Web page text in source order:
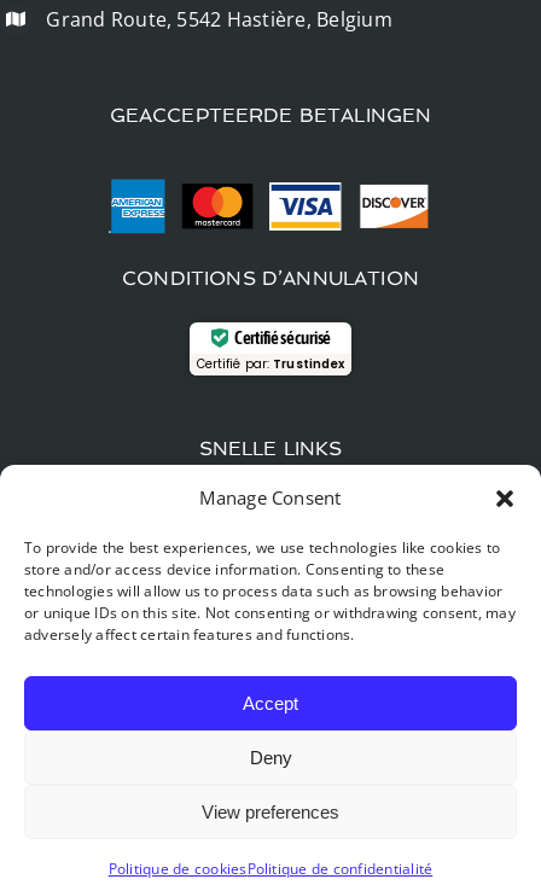
Manage Consent
To provide the best experiences, we use technologies like cookies to
store and/or access device information. Consenting to these
technologies will allow us to process data such as browsing behavior
or unique IDs on this site. Not consenting or withdrawing consent, may
adversely affect certain features and functions.
Accept
Deny
View preferences
Politique de cookiesPolitique de confidentialité
Grand Route, 5542 Hastière, Belgium
GEACCEPTEERDE BETALINGEN
CONDITIONS D’ANNULATION
Certifié sécurisé
Certifié par: Trustindex
SNELLE LINKS
Bier gebrouwen in een houtoven en lokale smaken: de
Een reis door de tijd: ontdek het natuurreservaat Furfooz,
het “kleine Provence” van België
voornemen voor 2026 begint in Hastière.
©2026 BONSOY BUNGALOWS |Annuleringsbeleid
Design & Developed byRikidesk